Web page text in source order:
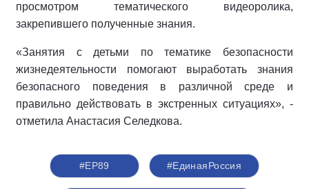
просмотром тематического видеоролика,
закрепившего полученные знания.
«Занятия с детьми по тематике безопасности
жизнедеятельности помогают выработать знания
безопасного поведения в различной среде и
правильно действовать в экстренных ситуациях», -
отметила Анастасия Селедкова.
#ЕР89 #ЕдинаяРоссия